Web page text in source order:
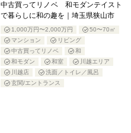
中古買ってリノベ 和モダンテイスト
で暮らしに和の趣を｜埼玉県狭山市
1,000万円〜2,000万円
50〜70㎡
マンション
リビング
中古買ってリノベ
和
和モダン
和室
川越エリア
川越店
洗面／トイレ／風呂
玄関/エントランス